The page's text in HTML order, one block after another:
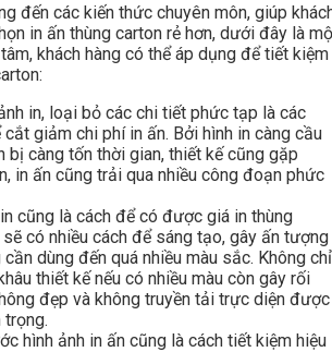
đến các kiến thức chuyên môn, giúp
in ấn thùng carton rẻ hơn, dưới đây là
khách hàng có thể áp dụng để tiết kiệm
in, loại bỏ các chi tiết phức tạp là các
cắt giảm chi phí in ấn. Bởi hình in càng cầu
bị càng tốn thời gian, thiết kế cũng gặp
in ấn cũng trải qua nhiều công đoạn phức
cũng là cách để có được giá in thùng
sẽ có nhiều cách để sáng tạo, gây ấn tượng
dùng đến quá nhiều màu sắc. Không chỉ
thiết kế nếu có nhiều màu còn gây rối
đẹp và không truyền tải trực diện được
trọng.
hình ảnh in ấn cũng là cách tiết kiệm hiệu